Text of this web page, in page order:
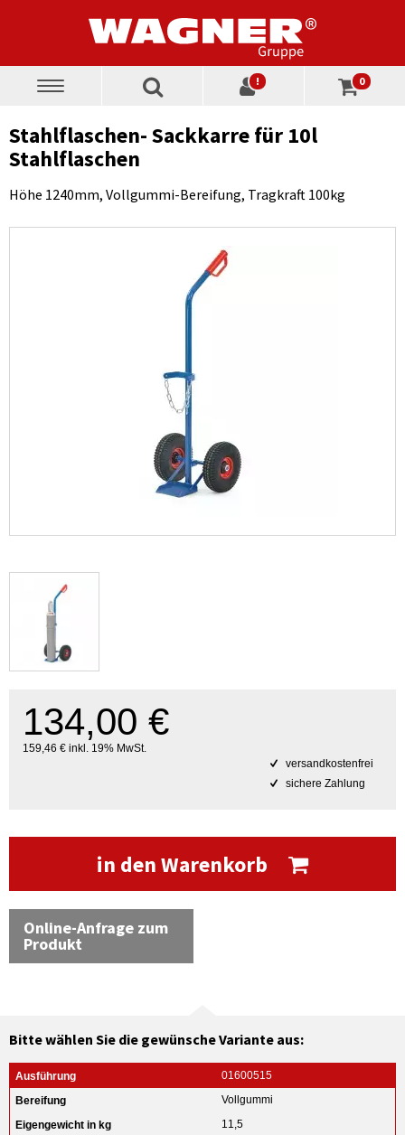
Toggle
! 0
Stahlflaschen- Sackkarre für 10l
Stahlflaschen
Höhe 1240mm, Vollgummi-Bereifung, Tragkraft 100kg
134,00 €
159,46 € inkl. 19% MwSt.
versandkostenfrei
sichere Zahlung
in den Warenkorb
Online-Anfrage zum
Produkt
Bitte wählen Sie die gewünsche Variante aus:
01600515
Vollgummi
11,5